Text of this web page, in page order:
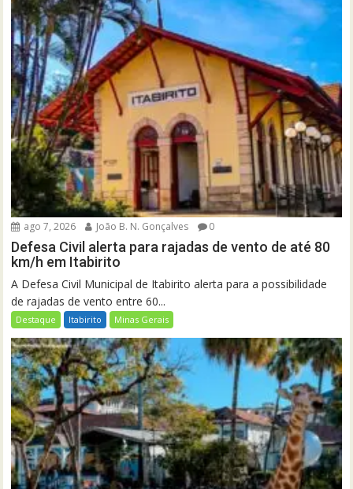
ago 7, 2026 João B. N. Gonçalves 0
Defesa Civil alerta para rajadas de vento de até 80
km/h em Itabirito
A Defesa Civil Municipal de Itabirito alerta para a possibilidade
de rajadas de vento entre 60...
Destaque Itabirito Minas Gerais